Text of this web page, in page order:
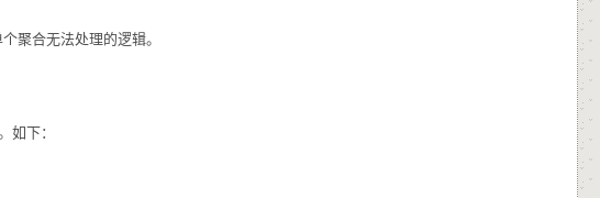
聚合无法处理的逻辑。
下：